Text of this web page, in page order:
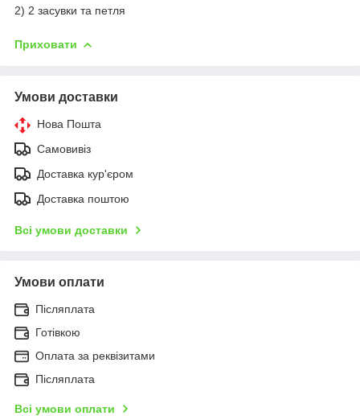
2) 2 засувки та петля
Приховати
Умови доставки
Нова Пошта
Самовивіз
Доставка кур'єром
Доставка поштою
Всі умови доставки
Умови оплати
Післяплата
Готівкою
Оплата за реквізитами
Післяплата
Всі умови оплати